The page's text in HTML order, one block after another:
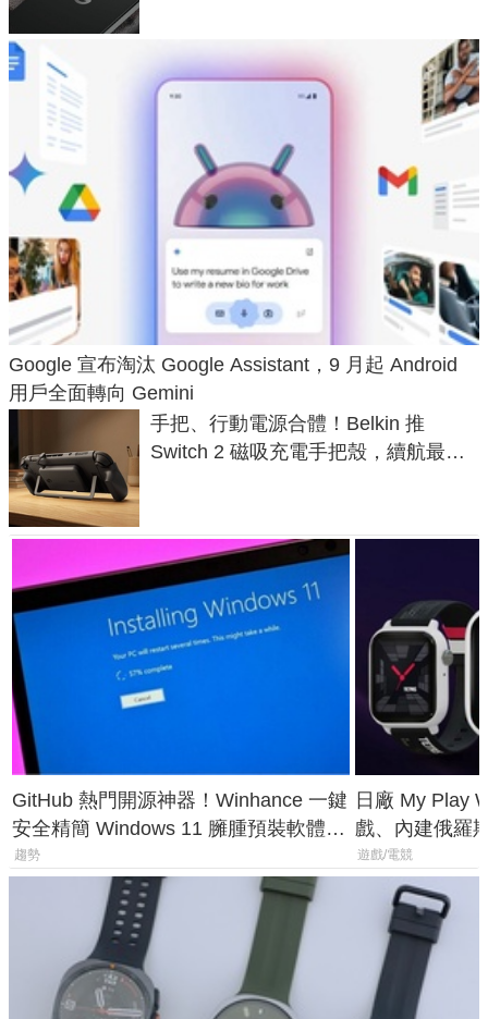
Google 宣布淘汰 Google Assistant，9 月起 Android
用戶全面轉向 Gemini
手把、行動電源合體！Belkin 推
Switch 2 磁吸充電手把殼，續航最高
GitHub 熱門開源神器！Winhance 一鍵
安全精簡 Windows 11 臃腫預裝軟體與
後台追蹤
趨勢
日廠 My Play
戲、內建俄羅
過竟然不能連
遊戲/電競